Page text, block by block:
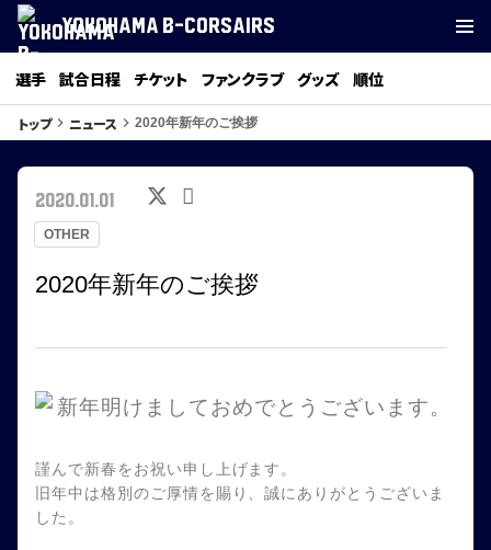
YOKOHAMA B-CORSAIRS
選手 試合日程 チケット ファンクラブ グッズ 順位
トップkeyboard_arrow_right ニュース keyboard_arrow_right 2020年新年のご挨拶
OTHER
2020.01.01
2020年新年のご挨拶
謹んで新春をお祝い申し上げます。
旧年中は格別のご厚情を賜り、誠にありがとうございま
した。